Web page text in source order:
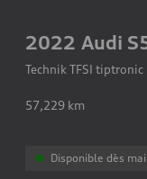
2022 Audi
Technik TFSI tiptronic
57,229 km
Disponible dès